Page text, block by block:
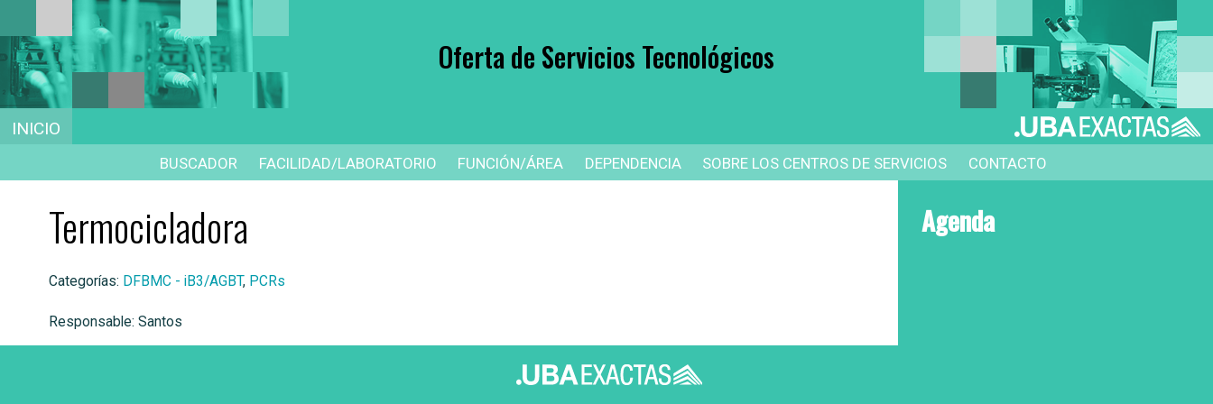
Oferta de Servicios Tecnológicos
INICIO
BUSCADOR FACILIDAD/LABORATORIO FUNCIÓN/ÁREA DEPENDENCIA SOBRE LOS CENTROS DE SERVICIOS CONTACTO
Termocicladora
Categorías: DFBMC - iB3/AGBT, PCRs
Responsable: Santos
Agenda